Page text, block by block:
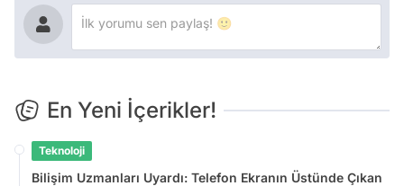
En Yeni İçerikler!
Teknoloji
Bilişim Uzmanları Uyardı: Telefon Ekranın Üstünde Çıkan